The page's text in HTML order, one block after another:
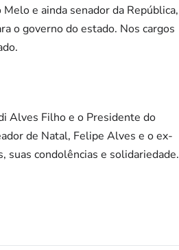
e ainda senador da República,
o governo do estado. Nos cargos
Alves Filho e o Presidente do
de Natal, Felipe Alves e o ex-
suas condolências e solidariedade.